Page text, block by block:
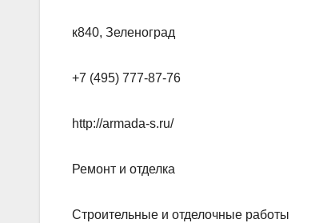
к840, Зеленоград
+7 (495) 777-87-76
http://armada-s.ru/
Ремонт и отделка
Строительные и отделочные работы